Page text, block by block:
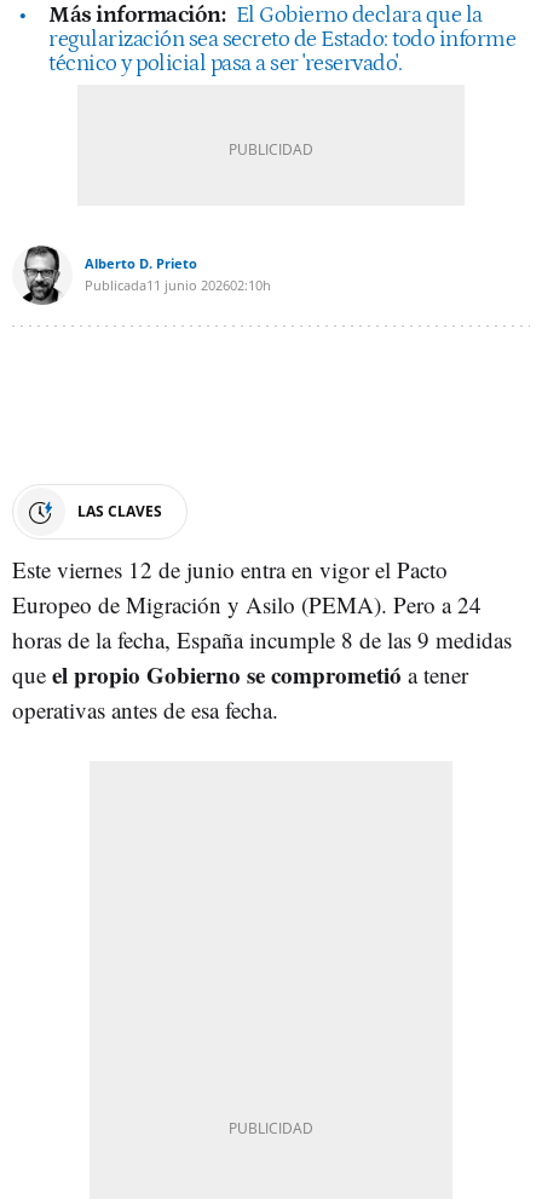
Más información: El Gobierno declara que la
regularización sea secreto de Estado: todo informe
técnico y policial pasa a ser 'reservado'.
Alberto D. Prieto
Publicada11 junio 202602:10h
LAS CLAVES
Este viernes 12 de junio entra en vigor el Pacto
Europeo de Migración y Asilo (PEMA). Pero a 24
horas de la fecha, España incumple 8 de las 9 medidas
que el propio Gobierno se comprometió a tener
operativas antes de esa fecha.